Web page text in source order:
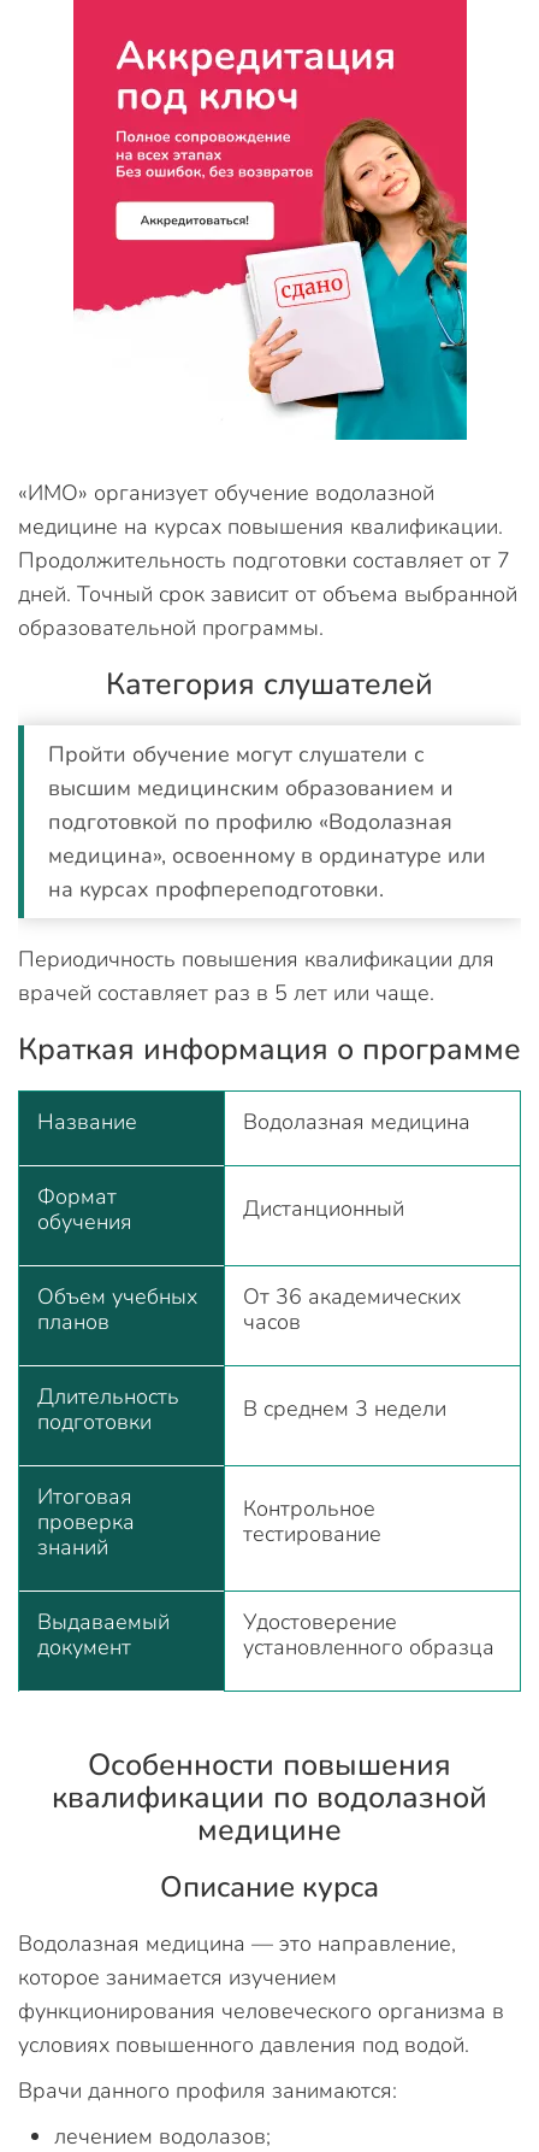
«ИМО» организует обучение водолазной
медицине на курсах повышения квалификации.
Продолжительность подготовки составляет от 7
дней. Точный срок зависит от объема выбранной
образовательной программы.
Категория слушателей
Пройти обучение могут слушатели с
высшим медицинским образованием и
подготовкой по профилю «Водолазная
медицина», освоенному в ординатуре или
на курсах профпереподготовки.
Периодичность повышения квалификации для
врачей составляет раз в 5 лет или чаще.
Краткая информация о программе
Название Водолазная медицина
Формат
обучения
Дистанционный
Объем учебных
планов
От 36 академических
часов
Длительность
подготовки
В среднем 3 недели
Итоговая
проверка
знаний
Контрольное
тестирование
Выдаваемый
документ
Удостоверение
установленного образца
Особенности повышения
квалификации по водолазной
медицине
Описание курса
Водолазная медицина — это направление,
которое занимается изучением
функционирования человеческого организма в
условиях повышенного давления под водой.
Врачи данного профиля занимаются:
лечением водолазов;